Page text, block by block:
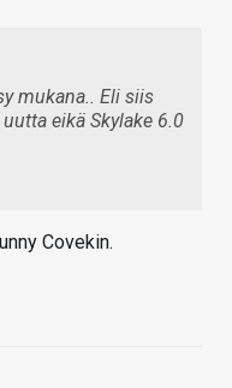
mukana.. Eli siis
eikä Skylake 6.0
Covekin.